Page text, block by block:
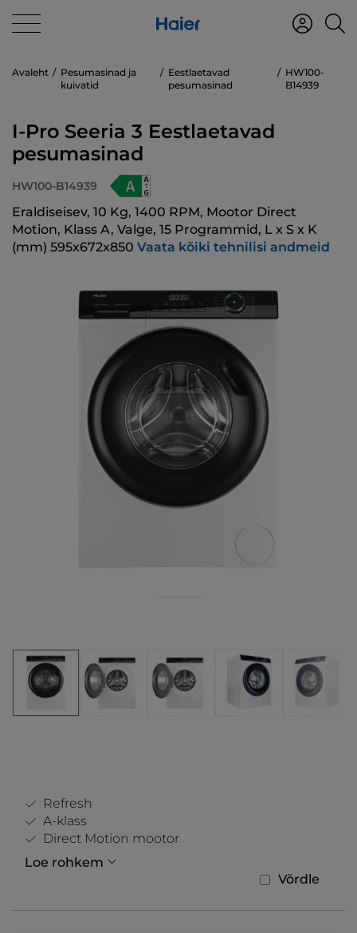
Avaleht
Pesumasinad ja
kuivatid
Eestlaetavad
pesumasinad
HW100-
B14939
I-Pro Seeria 3 Eestlaetavad
pesumasinad
HW100-B14939
Eraldiseisev, 10 Kg, 1400 RPM, Mootor Direct
Motion, Klass A, Valge, 15 Programmid, L x S x K
(mm) 595x672x850 Vaata kõiki tehnilisi andmeid
Refresh
A-klass
Direct Motion mootor
Loe rohkem
Võrdle